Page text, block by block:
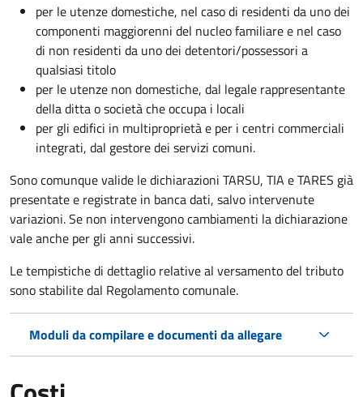
per le utenze domestiche, nel caso di residenti da uno dei
componenti maggiorenni del nucleo familiare e nel caso
di non residenti da uno dei detentori/possessori a
qualsiasi titolo
per le utenze non domestiche, dal legale rappresentante
della ditta o società che occupa i locali
per gli edifici in multiproprietà e per i centri commerciali
integrati, dal gestore dei servizi comuni.
Sono comunque valide le dichiarazioni TARSU, TIA e TARES già
presentate e registrate in banca dati, salvo intervenute
variazioni. Se non intervengono cambiamenti la dichiarazione
vale anche per gli anni successivi.
Le tempistiche di dettaglio relative al versamento del tributo
sono stabilite dal Regolamento comunale.
Moduli da compilare e documenti da allegare